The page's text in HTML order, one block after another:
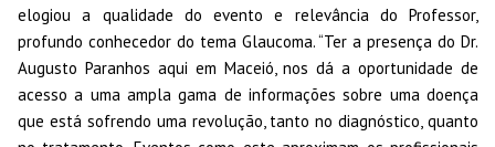
elogiou a qualidade do evento e relevância do Professor,
profundo conhecedor do tema Glaucoma. “Ter a presença do Dr.
Augusto Paranhos aqui em Maceió, nos dá a oportunidade de
acesso a uma ampla gama de informações sobre uma doença
que está sofrendo uma revolução, tanto no diagnóstico, quanto